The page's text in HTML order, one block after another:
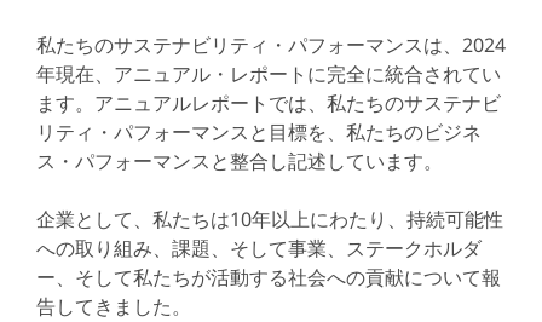
私たちのサステナビリティ・パフォーマンスは、2024
年現在、アニュアル・レポートに完全に統合されてい
ます。アニュアルレポートでは、私たちのサステナビ
リティ・パフォーマンスと目標を、私たちのビジネ
ス・パフォーマンスと整合し記述しています。
企業として、私たちは10年以上にわたり、持続可能性
への取り組み、課題、そして事業、ステークホルダ
ー、そして私たちが活動する社会への貢献について報
告してきました。